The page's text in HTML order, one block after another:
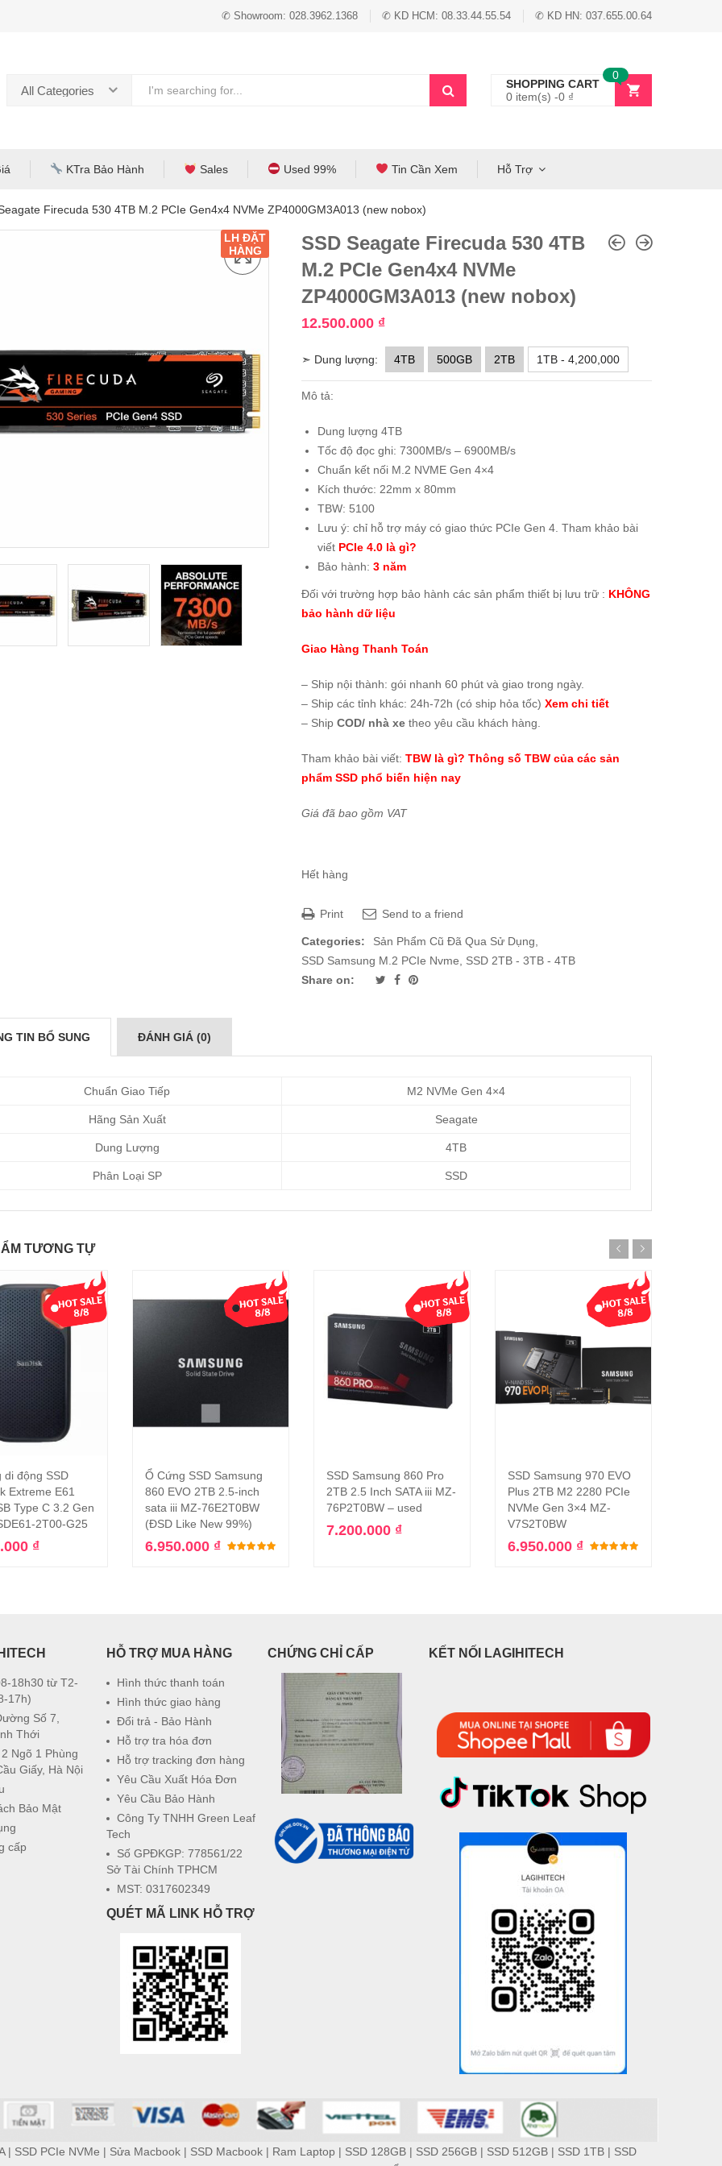
✆ Showroom: 028.3962.1368 ✆ KD HCM: 08.33.44.55.54 ✆ KD HN: 037.655.00.64
All Categories
SHOPPING CART
0 item(s) -0 ₫
0
KTra Bảo Hành Sales Used 99% Tin Cần Xem Hỗ Trợ
Firecuda 530 4TB M.2 PCIe Gen4x4 NVMe ZP4000GM3A013 (new nobox)
LH ĐẶT
HÀNG
SSD Seagate Firecuda 530 4TB
M.2 PCIe Gen4x4 NVMe
ZP4000GM3A013 (new nobox)
12.500.000 ₫
➣ Dung lượng: 4TB 500GB 2TB 1TB - 4,200,000
Mô tả:
Dung lượng 4TB
Tốc độ đọc ghi: 7300MB/s – 6900MB/s
Chuẩn kết nối M.2 NVME Gen 4×4
Kích thước: 22mm x 80mm
TBW: 5100
Lưu ý: chỉ hỗ trợ máy có giao thức PCIe Gen 4. Tham khảo bài
viết PCIe 4.0 là gì?
Bảo hành: 3 năm
Đối với trường hợp bảo hành các sản phẩm thiết bị lưu trữ : KHÔNG
bảo hành dữ liệu
Giao Hàng Thanh Toán
– Ship nội thành: gói nhanh 60 phút và giao trong ngày.
– Ship các tỉnh khác: 24h-72h (có ship hỏa tốc) Xem chi tiết
– Ship COD/ nhà xe theo yêu cầu khách hàng.
Tham khảo bài viết: TBW là gì? Thông số TBW của các sản
phẩm SSD phổ biến hiện nay
Giá đã bao gồm VAT
Hết hàng
Print Send to a friend
Categories: Sản Phẩm Cũ Đã Qua Sử Dụng
SSD Samsung M.2 PCIe Nvme
SSD 2TB - 3TB - 4TB
Share on:
TIN BỔ SUNG ĐÁNH GIÁ (0)
Chuẩn Giao Tiếp M2 NVMe Gen 4×4
Hãng Sản Xuất Seagate
Dung Lượng 4TB
Phân Loại SP SSD
TƯƠNG TỰ
vào giỏ hàng
di động SSD
Extreme E61
Type C 3.2 Gen
2T00-G25
₫
Thêm vào giỏ hàng
Ổ Cứng SSD Samsung
860 EVO 2TB 2.5-inch
sata iii MZ-76E2T0BW
(ĐSD Like New 99%)
6.950.000 ₫
Thêm vào giỏ hàng
SSD Samsung 860 Pro
2TB 2.5 Inch SATA iii MZ-
76P2T0BW – used
7.200.000 ₫
Thêm vào giỏ hàng
SSD Samsung 970 EVO
Plus 2TB M2 2280 PCIe
NVMe Gen 3×4 MZ-
V7S2T0BW
6.950.000 ₫
18h30 từ T2-
17h)
Số 7,
Thới
Ngõ 1 Phùng
Giấy, Hà Nội
Bảo Mật
cấp
HỖ TRỢ MUA HÀNG
Hình thức thanh toán
Hình thức giao hàng
Đổi trả - Bảo Hành
Hỗ trợ tra hóa đơn
Hỗ trợ tracking đơn hàng
Yêu Cầu Xuất Hóa Đơn
Yêu Cầu Bảo Hành
Công Ty TNHH Green Leaf
Tech
Số GPĐKGP: 778561/22
Sở Tài Chính TPHCM
MST: 0317602349
QUÉT MÃ LINK HỖ TRỢ
CHỨNG CHỈ CẤP KẾT NỐI LAGIHITECH
| SSD PCIe NVMe | Sửa Macbook| SSD Macbook| Ram Laptop| SSD 128GB| SSD 256GB| SSD 512GB| SSD 1TB| SSD